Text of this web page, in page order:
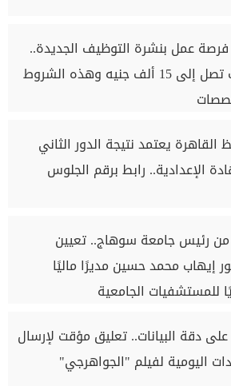
3032 فرصة عمل بنشرة التوظيف الجديدة..
رواتب تصل إلى 15 ألف جنيه وهذه الشروط
القاهرة يعتمد نتيجة الدور الثاني
الإعدادية.. رابط برقم الجلوس
من رئيس جامعة سوهاج.. تعيين
إيهاب محمد حسين مديرًا ماليًا
للمستشفيات الجامعية
دقة البيانات.. تعليق مؤقت لإرسال
اليومية لفيلم "الجواهرجي"